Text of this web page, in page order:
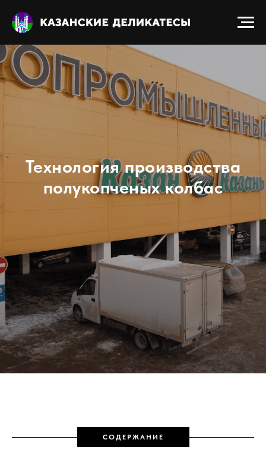
Технология производства
полукопченых колбас
СОДЕРЖАНИЕ